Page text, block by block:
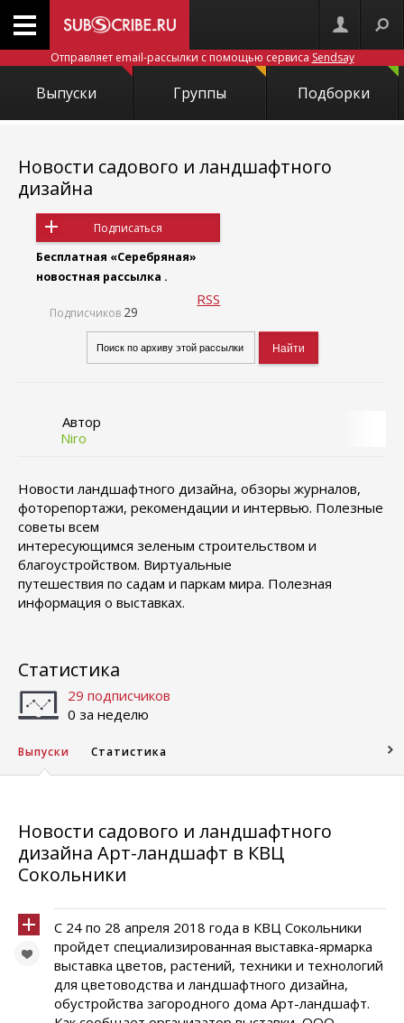
Отправляет email-рассылки с помощью сервиса Sendsay
Выпуски Группы Подборки
Новости садового и ландшафтного
дизайна
Подписаться
Бесплатная «Серебряная»
новостная рассылка .
Подписчиков 29
RSS
Автор
Niro
Новости ландшафтного дизайна, обзоры журналов,
фоторепортажи, рекомендации и интервью. Полезные
советы всем
интересующимся зеленым строительством и
благоустройством. Виртуальные
путешествия по садам и паркам мира. Полезная
информация о выставках.
Статистика
29 подписчиков
0 за неделю
Выпуски Статистика
Новости садового и ландшафтного
дизайна Арт-ландшафт в КВЦ
Сокольники
С 24 по 28 апреля 2018 года в КВЦ Сокольники
пройдет специализированная выставка-ярмарка
выставка цветов, растений, техники и технологий
для цветоводства и ландшафтного дизайна,
обустройства загородного дома Арт-ландшафт.